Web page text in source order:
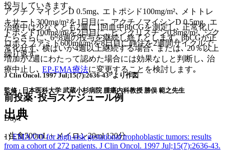
投与していきます｡
治療中は少なくとも2週に1回血中βhCGを測定し､ 正常化し
たらさらに､ 6~8週の投与を継続し終了とします｡ βhCGが正
常化せず､ 横ばいが4週以上継続する場合､ または､ 20％以上
増加が2週にわたって認めた場合には効果なしと判断し､ 治
療中止し､ EP-EMA療法に変更することを検討します｡
監修 : 日本医科大学 武蔵小杉病院 腫瘍内科教授 勝俣 範之先生
出典
1)EMA/CO for high-risk gestational trophoblastic tumors: results
from a cohort of 272 patients. J Clin Oncol. 1997 Jul;15(7):2636-43.
アクチノマイシンD 0.5mg､ エトポシド100mg/m²､ メトトレ
キサート300mg/m²を1日目に､ アクチノマイシンD 0.5mg､ エ
トポシド100mg/m²を2日目に､ ビンクリスチン0.8mg/m²､ シク
ロホスファミド600mg/m²を8日目に静注を2週間サイクルで
繰り返す｡
J Clin Oncol. 1997 Jul;15(7):2636-43¹⁾より作図
前投薬･投与スケジュール例
Day1
-生食500mL + メイロン20ml 120分